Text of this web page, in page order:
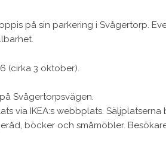
på sin parkering i Svågertorp.
(cirka 3 oktober).
Svågertorpsvägen.
via IKEA:s webbplats.
böcker och småmöbler.